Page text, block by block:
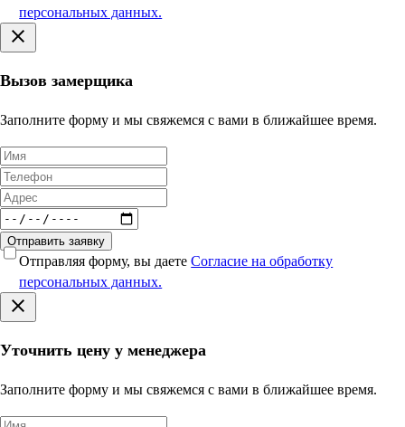
персональных данных.
Вызов замерщика
Заполните форму и мы свяжемся с вами в ближайшее время.
Отправить заявку
Отправляя форму, вы даетеСогласие на обработку
персональных данных.
Уточнить цену у менеджера
Заполните форму и мы свяжемся с вами в ближайшее время.